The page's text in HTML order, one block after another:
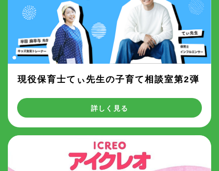
現役保育士てぃ先生の子育て相談室第2弾
詳しく見る